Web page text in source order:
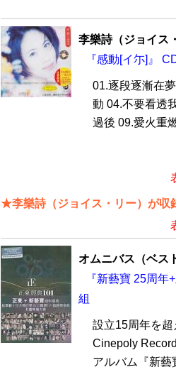
李樂詩（ジョイス
『感動[イ尓]』
01.逐段逐漸在
動 04.不要看透
過後 09.愛火重
★李樂詩（ジョイス・リー）が収
オムニバス（ベス
『新藝寶 25周
組
設立15周年を
Cinepoly
アルバム『新藝